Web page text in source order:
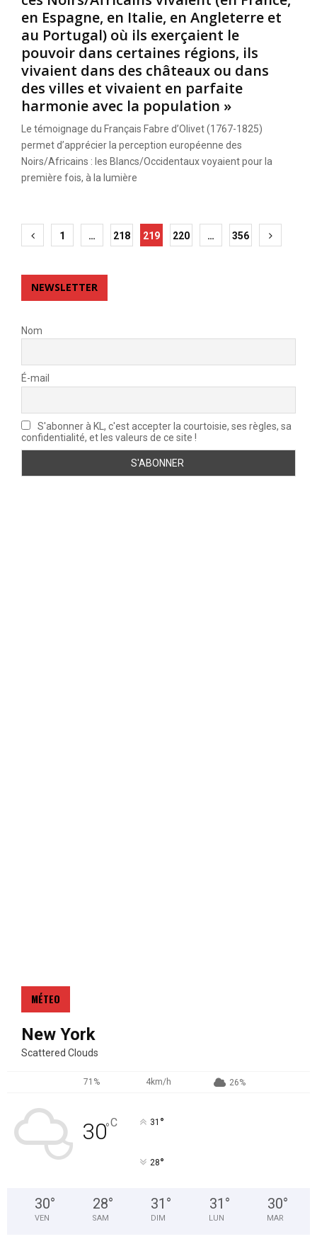
en Espagne, en Italie, en Angleterre et
au Portugal) où ils exerçaient le
pouvoir dans certaines régions, ils
vivaient dans des châteaux ou dans
des villes et vivaient en parfaite
harmonie avec la population »
Le témoignage du Français Fabre d’Olivet (1767-1825)
permet d’apprécier la perception européenne des
Noirs/Africains : les Blancs/Occidentaux voyaient pour la
première fois, à la lumière
Posts
1 … 218 219 220 … 356
NEWSLETTER
Nom
É-mail
S'abonner à KL, c'est accepter la courtoisie, ses règles, sa
confidentialité, et les valeurs de ce site !
MÉTEO
New York
Scattered Clouds
71% 4km/h 26%
30°C 31 °
28°
30°
VEN
28°
SAM
31 °
DIM
31 °
LUN
30°
MAR